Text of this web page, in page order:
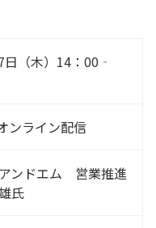
日（木）14：00‐
ンライン配信
ンドエム 営業推進
氏